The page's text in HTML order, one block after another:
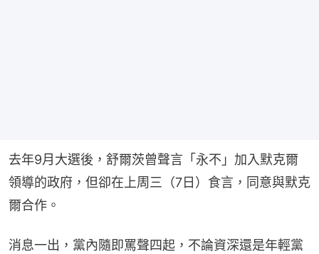
去年9月大選後，舒爾茨曾聲言「永不」加入默克爾
領導的政府，但卻在上周三（7日）食言，同意與默克
爾合作。
消息一出，黨內隨即罵聲四起，不論資深還是年輕黨